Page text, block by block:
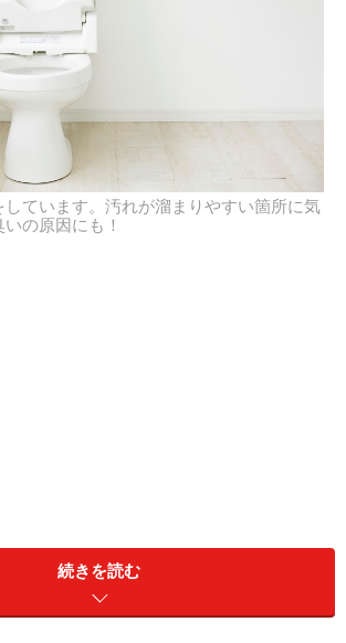
ています。汚れが溜まりやすい箇所に気
の原因にも！
続きを読む